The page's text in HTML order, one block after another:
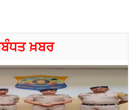
ਖ਼ਬਰ